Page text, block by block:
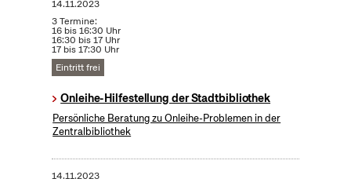
14.11.2023
3 Termine:
16 bis 16:30 Uhr
16:30 bis 17 Uhr
17 bis 17:30 Uhr
Eintritt frei
Onleihe-Hilfestellung der Stadtbibliothek
Persönliche Beratung zu Onleihe-Problemen in der
Zentralbibliothek
14.11.2023